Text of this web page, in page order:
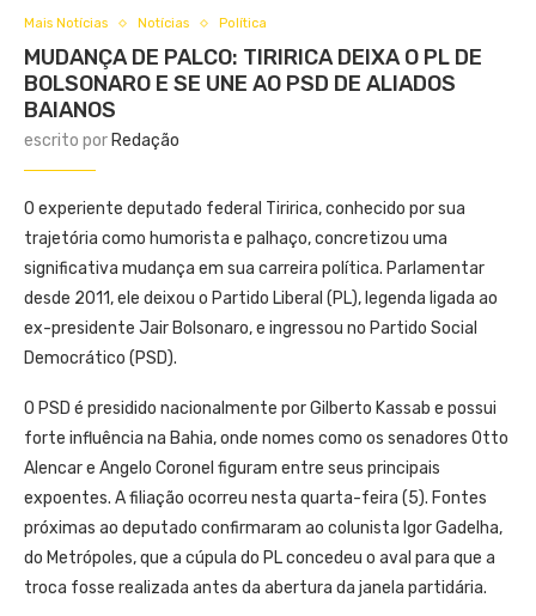
Mais Notícias Notícias Política
MUDANÇA DE PALCO: TIRIRICA DEIXA O PL DE
BOLSONARO E SE UNE AO PSD DE ALIADOS
BAIANOS
escrito por Redação
O experiente deputado federal Tiririca, conhecido por sua
trajetória como humorista e palhaço, concretizou uma
significativa mudança em sua carreira política. Parlamentar
desde 2011, ele deixou o Partido Liberal (PL), legenda ligada ao
ex-presidente Jair Bolsonaro, e ingressou no Partido Social
Democrático (PSD).
O PSD é presidido nacionalmente por Gilberto Kassab e possui
forte influência na Bahia, onde nomes como os senadores Otto
Alencar e Angelo Coronel figuram entre seus principais
expoentes. A filiação ocorreu nesta quarta-feira (5). Fontes
próximas ao deputado confirmaram ao colunista Igor Gadelha,
do Metrópoles, que a cúpula do PL concedeu o aval para que a
troca fosse realizada antes da abertura da janela partidária.